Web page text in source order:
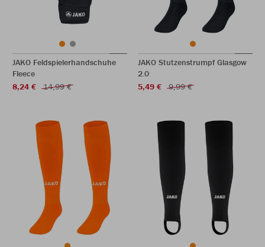
JAKO Feldspielerhandschuhe
Fleece
8,24 €
14,99 €
JAKO Stutzenstrumpf Glasgow
2.0
5,49 €
9,99 €